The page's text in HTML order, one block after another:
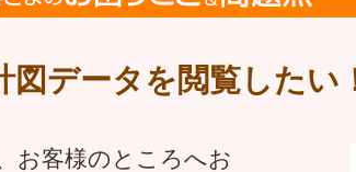
図データを閲覧したい
お客様のところへお